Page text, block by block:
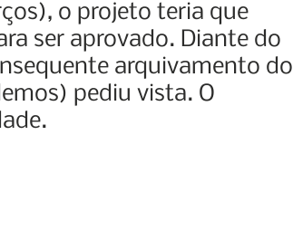
o projeto teria que
ser aprovado. Diante do
arquivamento do
pediu vista. O